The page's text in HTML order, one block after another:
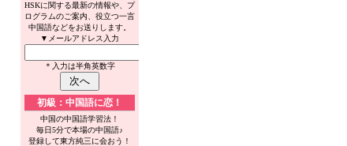
HSKに関する最新の情報や、プ
ログラムのご案内、役立つ一言
中国語などをお送りします。
▼メールアドレス入力
＊入力は半角英数字
初級：中国語に恋！
中国の中国語学習法！
毎日5分で本場の中国語♪
登録して東方純三に会おう！